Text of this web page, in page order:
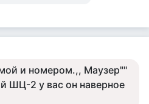
и номером.,, Маузер""
ШЦ-2 у вас он наверное